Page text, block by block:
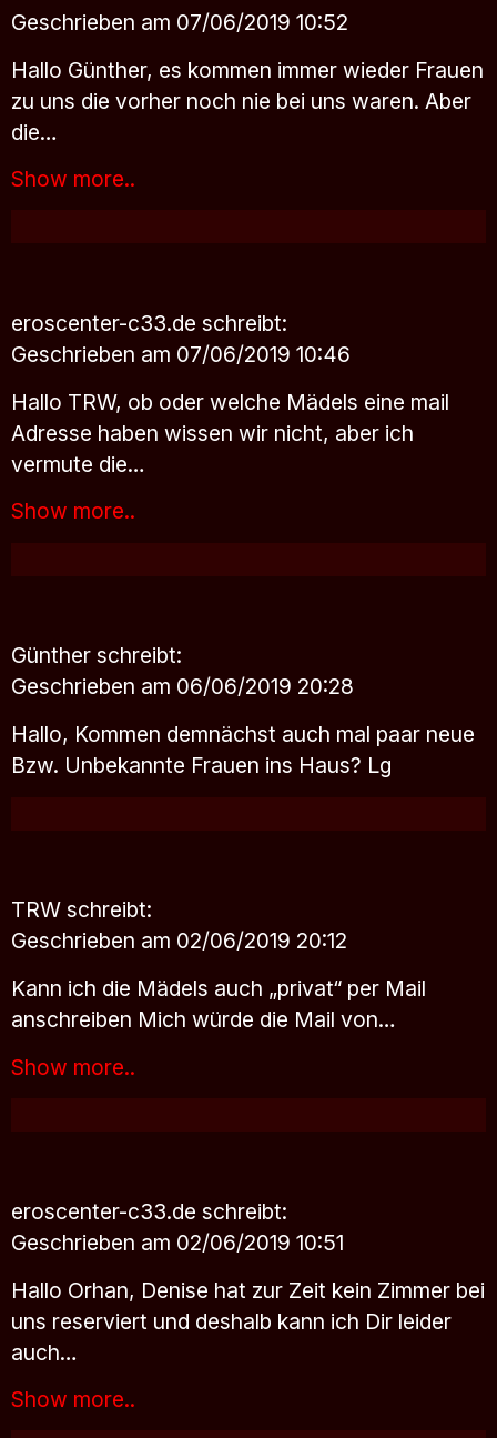
Geschrieben am 07/06/2019 10:52
Hallo Günther, es kommen immer wieder Frauen
zu uns die vorher noch nie bei uns waren. Aber
die…
Show more..
eroscenter-c33.de schreibt:
Geschrieben am 07/06/2019 10:46
Hallo TRW, ob oder welche Mädels eine mail
Adresse haben wissen wir nicht, aber ich
vermute die…
Show more..
Günther schreibt:
Geschrieben am 06/06/2019 20:28
Hallo, Kommen demnächst auch mal paar neue
Bzw. Unbekannte Frauen ins Haus? Lg
TRW schreibt:
Geschrieben am 02/06/2019 20:12
Kann ich die Mädels auch „privat“ per Mail
anschreiben Mich würde die Mail von…
Show more..
eroscenter-c33.de schreibt:
Geschrieben am 02/06/2019 10:51
Hallo Orhan, Denise hat zur Zeit kein Zimmer bei
uns reserviert und deshalb kann ich Dir leider
auch…
Show more..